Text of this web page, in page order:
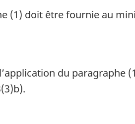
(1) doit être fournie au
du paragraphe